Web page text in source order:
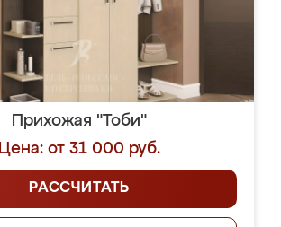
Прихожая "Тоби"
Цена: от 31 000 руб.
РАССЧИТАТЬ